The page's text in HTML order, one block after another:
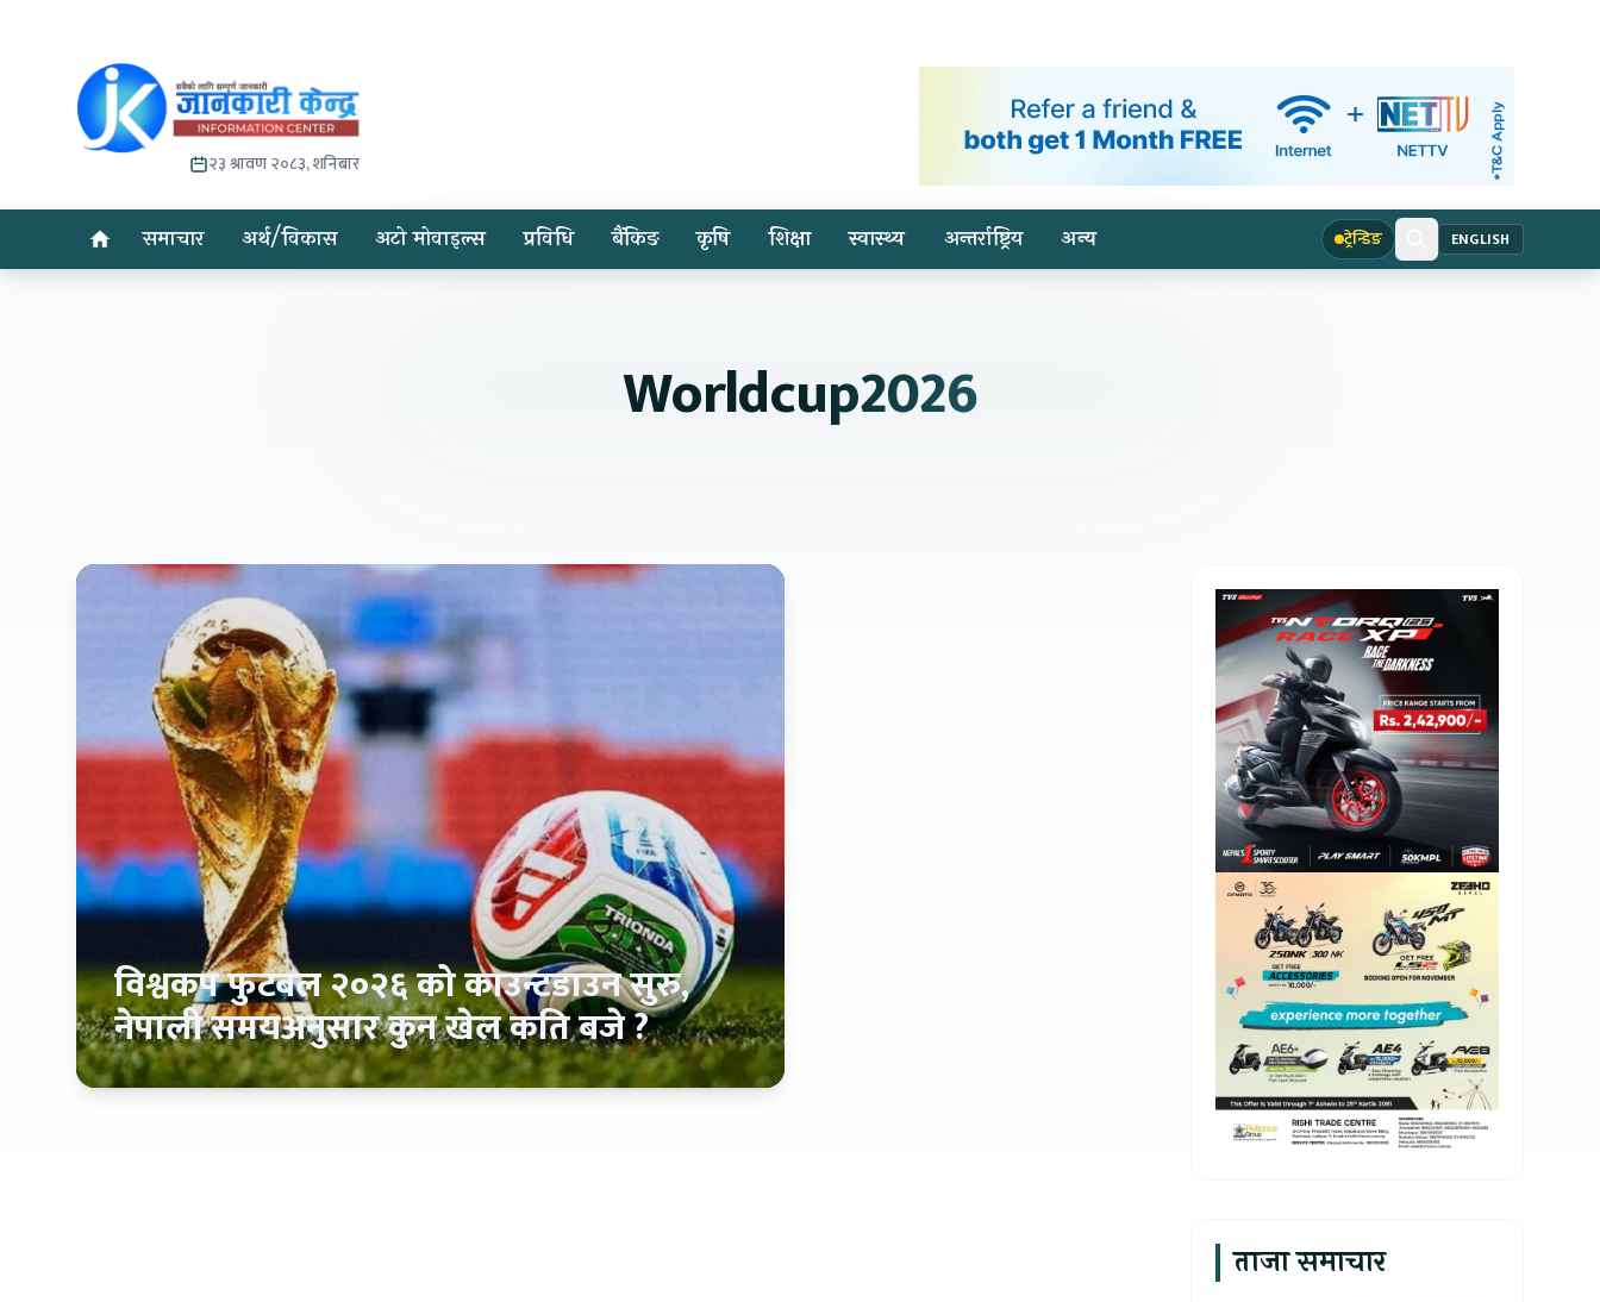
२३ श्रावण २०८३, शनिबार
समाचार अर्थ/विकास अटो मोवाइल्स प्रविधि बैंकिङ कृषि शिक्षा स्वास्थ्य अन्तर्राष्ट्रिय अन्य ट्रेन्डिङ ENGLISH
Worldcup2026
विश्वकप फुटबल २०२६ को काउन्टडाउन सुरु,
नेपाली समयअनुसार कुन खेल कति बजे ?
ताजा समाचार